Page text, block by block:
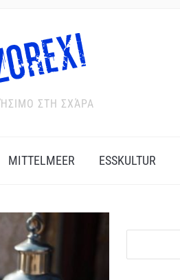
ΣΤΗ ΣΧΆΡΑ
MITTELMEER ESSKULTUR